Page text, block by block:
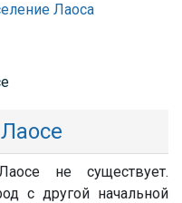
Лаоса
не существует.
с другой начальной